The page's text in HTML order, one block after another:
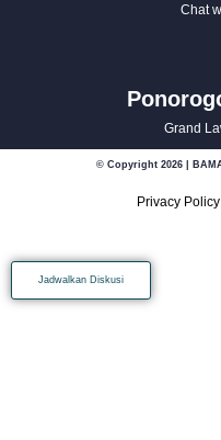
Chat
Grand
© Copyright 2026 |
Privacy Policy
Jadwalkan Diskusi